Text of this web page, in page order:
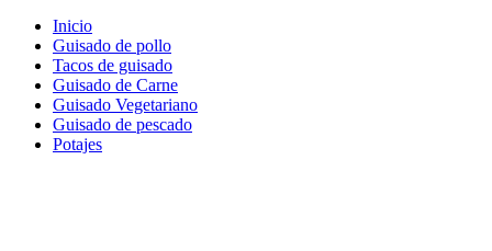
Inicio
Guisado de pollo
Tacos de guisado
Guisado de Carne
Guisado Vegetariano
Guisado de pescado
Potajes